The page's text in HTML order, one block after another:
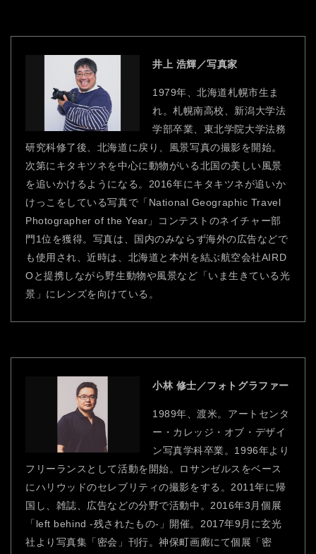
井上 浩輝／写真家
1979年、北海道札幌市生ま
れ。札幌南高校、新潟大学法
学部卒業、東北学院大学法務
研究科修了後、北海道に戻り、風景写真の撮影を開始。
次第にキタキツネを中心に動物がいる北国の美しい風景
を追いかけるようになる。2016年にキタキツネが追いか
けっこをしている写真で「National Geographic Travel
Photographer of the Year」コンテストのネイチャー部
門1位を獲得。写真は、国内のみならず海外の広告などで
も使用され、近時は、北海道と本州を結ぶ航空会社AIRD
Oと提携しながら野生動物や風景など「いま生きている光
景」にレンズを向けている。
小林 修士／フォトグラファー
1989年、渡米。アートセンタ
ー・カレッジ・オブ・デザイ
ン写真学科卒業。1996年より
フリーランスとして活動を開始。ロサンゼルスをベース
にハリウッドのセレブリティの撮影をする。2011年に帰
国し、雑誌、広告などの分野で活動中。2016年3月個展
「left behind -残されたもの-」開催。2017年9月に玄光
社より写真集「密会」刊行。神保町画廊にて個展「密